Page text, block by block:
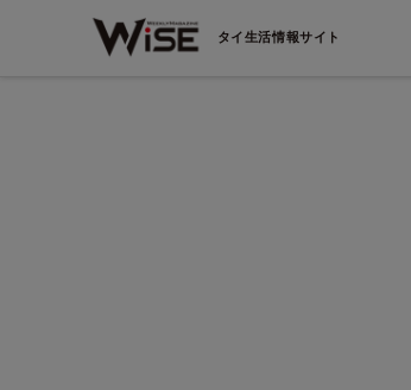
タイ生活情報サイト